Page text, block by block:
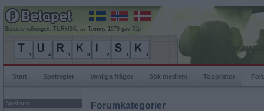
Senaste rullningen, TURkISK, av Tommy 1979 gav 72p
Start Spelregler Vanliga frågor Sök medlem Topplistor
Spelrum Forumkategorier